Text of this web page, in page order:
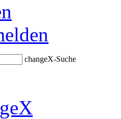
changeX-Suche